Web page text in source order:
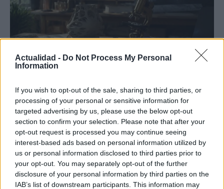
Actualidad - Do Not Process My Personal
Information
If you wish to opt-out of the sale, sharing to third parties, or
processing of your personal or sensitive information for
targeted advertising by us, please use the below opt-out
section to confirm your selection. Please note that after your
opt-out request is processed you may continue seeing
interest-based ads based on personal information utilized by
us or personal information disclosed to third parties prior to
your opt-out. You may separately opt-out of the further
disclosure of your personal information by third parties on the
IAB’s list of downstream participants. This information may
competencias en carreras STEAM
Identifica tus intereses y competencias en datos, IA,…
CIENCIA Y TECNOLOGÍA